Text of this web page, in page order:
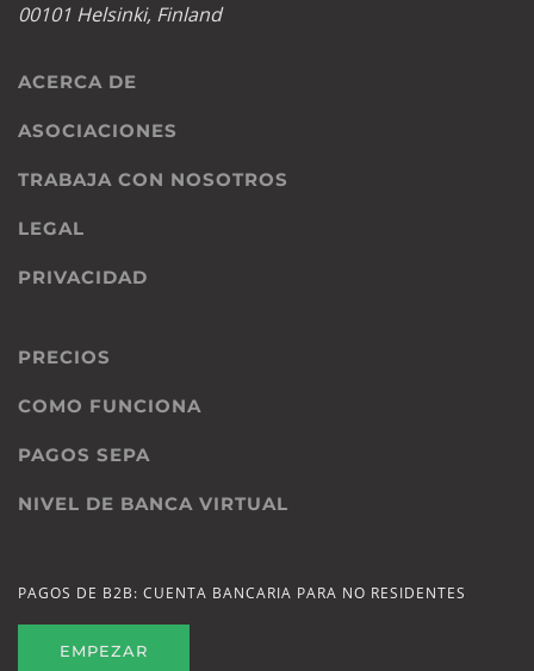
00101 Helsinki, Finland
ACERCA DE
ASOCIACIONES
TRABAJA CON NOSOTROS
LEGAL
PRIVACIDAD
PRECIOS
COMO FUNCIONA
PAGOS SEPA
NIVEL DE BANCA VIRTUAL
PAGOS DE B2B: CUENTA BANCARIA PARA NO RESIDENTES
EMPEZAR